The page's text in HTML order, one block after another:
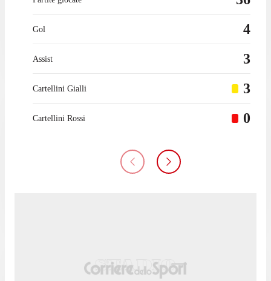
Gol 4
Assist 3
Cartellini Gialli 3
Cartellini Rossi 0